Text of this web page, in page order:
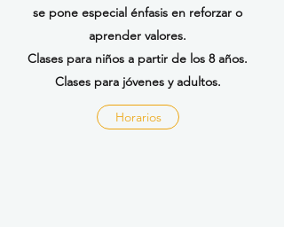
se pone especial énfasis en reforzar o
aprender valores.
Clases para niños a partir de los 8 años.
Clases para jóvenes y adultos.
Horarios